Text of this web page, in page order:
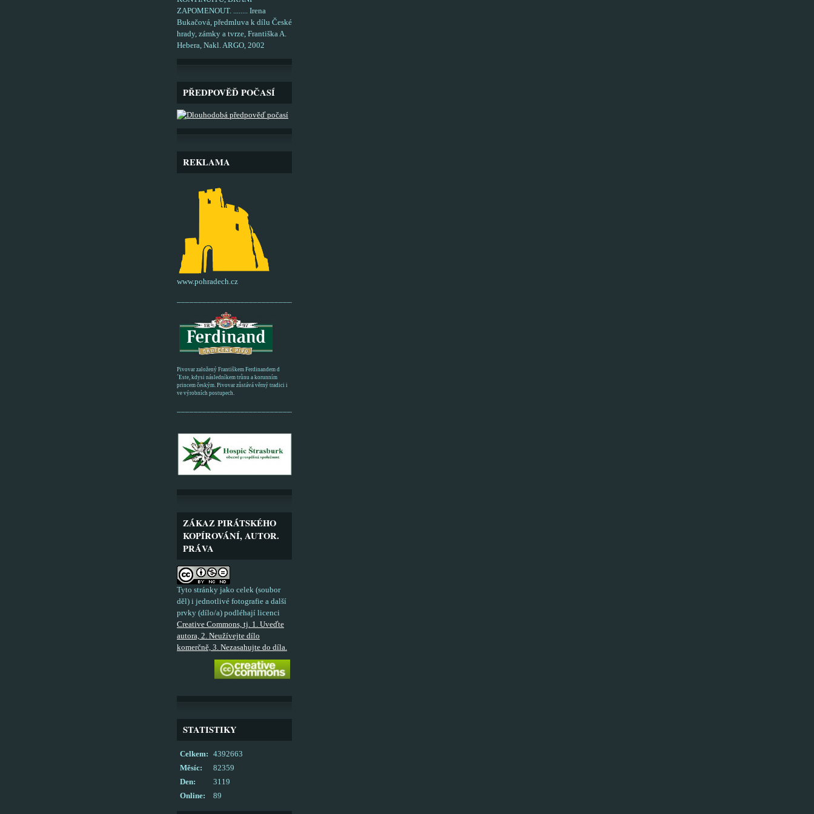
ZAPOMENOUT. ........ Irena
Bukačová, předmluva k dílu České
hrady, zámky a tvrze, Františka A.
Hebera, Nakl. ARGO, 2002
PŘEDPOVĚĎ POČASÍ
REKLAMA
www.pohradech.cz
Pivovar založený Františkem Ferdinandem d
´Este, kdysi následníkem trůnu a korunním
princem českým. Pivovar zůstává věrný tradici i
ve výrobních postupech.
ZÁKAZ PIRÁTSKÉHO
KOPÍROVÁNÍ, AUTOR.
PRÁVA
Tyto stránky jako celek (soubor
děl) i jednotlivé fotografie a další
prvky (dílo/a) podléhají licenci
Creative Commons, tj. 1. Uveďte
autora, 2. Neužívejte dílo
komerčně, 3. Nezasahujte do díla.
STATISTIKY
Online: 89
Celkem:
4392663
Měsíc:
82359
Den:
3119